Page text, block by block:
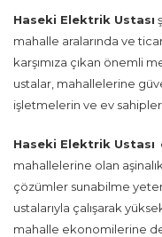
Haseki Elektrik Ustası
mahalle aralarında ve
karşımıza çıkan önemli
ustalar, mahallelerine
işletmelerin ve ev
Haseki Elektrik Ustası
mahallelerine olan
çözümler sunabilme
ustalarıyla çalışarak
mahalle ekonomilerine